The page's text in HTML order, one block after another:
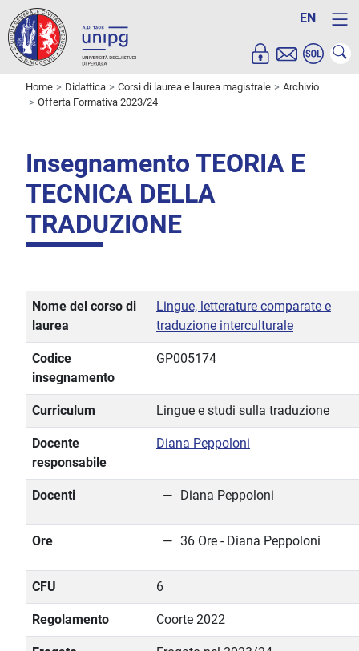
EN
Home Didattica Corsi di laurea e laurea magistrale
Archivio
Offerta Formativa 2023/24
Insegnamento TEORIA E
TECNICA DELLA
TRADUZIONE
Nome del corso di
laurea
Lingue, letterature comparate e
traduzione interculturale
Codice
insegnamento
GP005174
Curriculum Lingue e studi sulla traduzione
Docente
responsabile
Diana Peppoloni
Docenti Diana Peppoloni
Ore 36 Ore - Diana Peppoloni
CFU 6
Regolamento Coorte 2022